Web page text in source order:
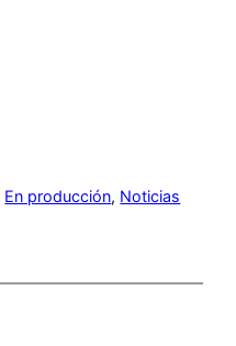
En producción, Noticias